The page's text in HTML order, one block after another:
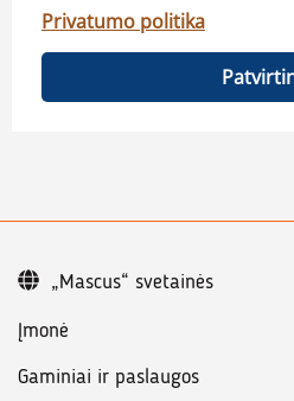
Privatumo politika
Įmonė
Gaminiai ir paslaugos
„Mascus“ svetainės